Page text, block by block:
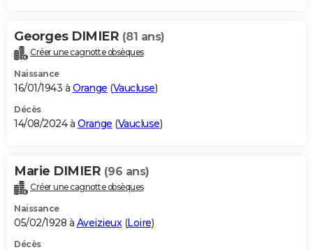
Georges DIMIER (81 ans)
Créer une cagnotte obsèques
Naissance
16/01/1943 à Orange (Vaucluse)
Décès
14/08/2024 à Orange (Vaucluse)
Marie DIMIER (96 ans)
Créer une cagnotte obsèques
Naissance
05/02/1928 à Aveizieux(Loire)
Décès